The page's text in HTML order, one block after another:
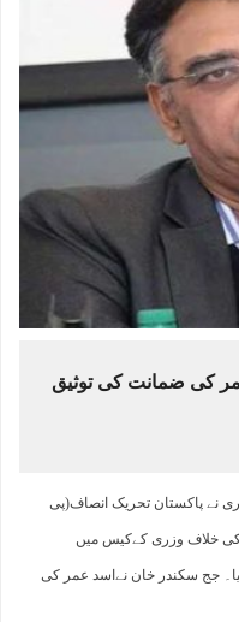
عمر کی ضمانت کی توثیق
نے پاکستان تحریک انصاف(پی
آئی)کےرہنما اسد عمر کے لخلاف دفعہ144 کی خلاف وزری کےکیس میں
جج سکندر خان نےاسد عمر کی